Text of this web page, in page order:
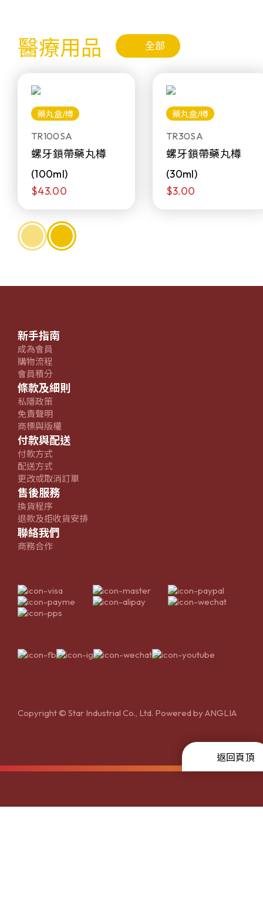
醫療用品 全部
藥丸盒/樽
TR100SA
螺牙鎖帶藥丸樽
(100ml)
$43.00
藥丸盒/樽
TR30SA
螺牙鎖帶藥丸樽
(30ml)
$3.00
新手指南
成為會員
購物流程
會員積分
條款及細則
私隱政策
免責聲明
商標與版權
付款與配送
付款方式
配送方式
更改或取消訂單
售後服務
換貨程序
退款及拒收貨安排
聯絡我們
商務合作
Copyright © Star Industrial Co., Ltd. Powered byANGLIA
返回頁頂